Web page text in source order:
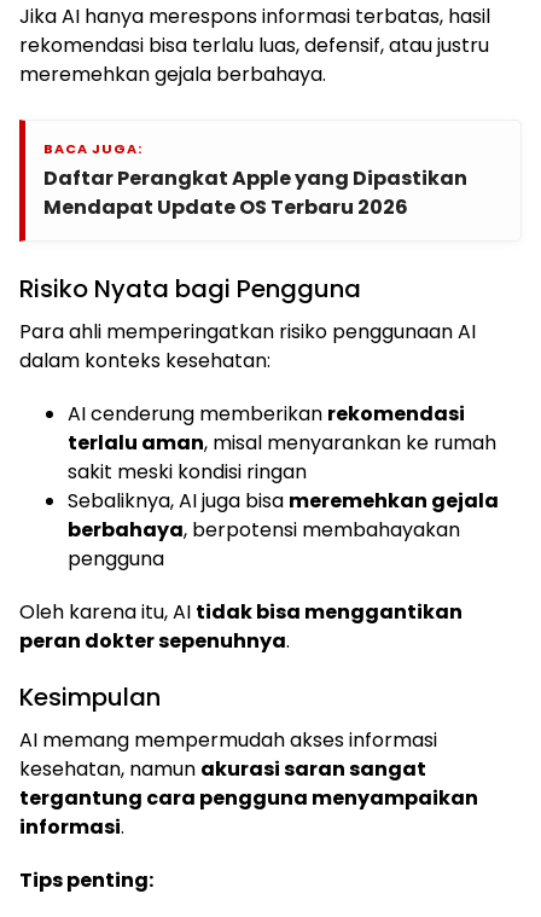
Jika AI hanya merespons informasi terbatas, hasil
rekomendasi bisa terlalu luas, defensif, atau justru
meremehkan gejala berbahaya.
BACA JUGA:
Daftar Perangkat Apple yang Dipastikan
Mendapat Update OS Terbaru 2026
Risiko Nyata bagi Pengguna
Para ahli memperingatkan risiko penggunaan AI
dalam konteks kesehatan:
AI cenderung memberikan rekomendasi
terlalu aman, misal menyarankan ke rumah
sakit meski kondisi ringan
Sebaliknya, AI juga bisa meremehkan gejala
berbahaya, berpotensi membahayakan
pengguna
Oleh karena itu, AI tidak bisa menggantikan
peran dokter sepenuhnya.
Kesimpulan
AI memang mempermudah akses informasi
kesehatan, namun akurasi saran sangat
tergantung cara pengguna menyampaikan
informasi.
Tips penting: